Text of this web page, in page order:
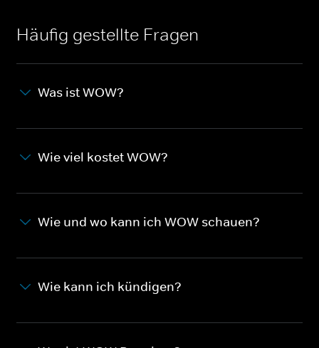
Häufig gestellte Fragen
Was ist WOW?
Wie viel kostet WOW?
Wie und wo kann ich WOW schauen?
Wie kann ich kündigen?